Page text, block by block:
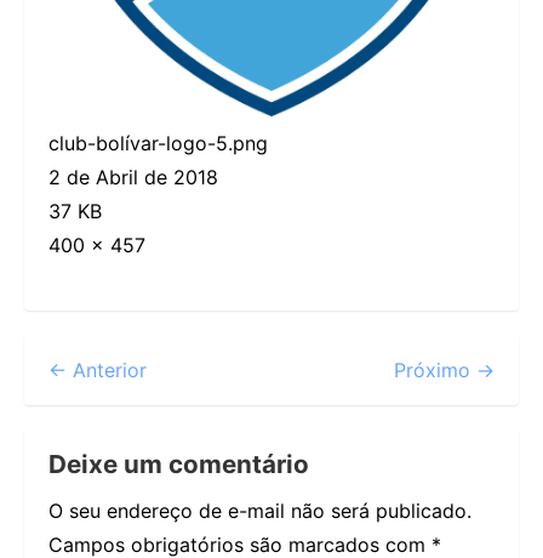
club-bolívar-logo-5.png
2 de Abril de 2018
37 KB
400 × 457
← Anterior Próximo →
Deixe um comentário
O seu endereço de e-mail não será publicado.
Campos obrigatórios são marcados com *